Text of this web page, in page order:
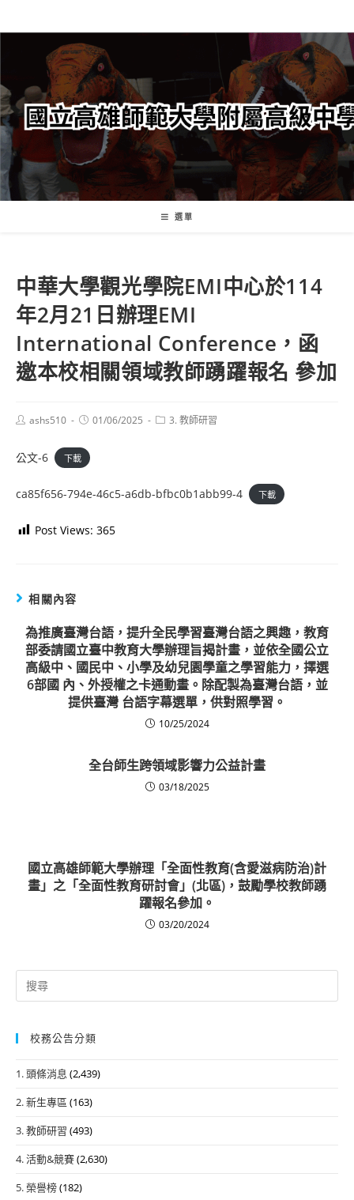
轉
要
內
容
選單
中華大學觀光學院EMI中心於114
年2月21日辦理EMI
International Conference，函
邀本校相關領域教師踴躍報名 參加
Postashs510
Post01/06/2025
Post3. 教師研習
公文-6 下載
ca85f656-794e-46c5-a6db-bfbc0b1abb99-4 下載
Post Views: 365
相關內容
為推廣臺灣台語，提升全民學習臺灣台語之興趣，教育
部委請國立臺中教育大學辦理旨揭計畫，並依全國公立
高級中、國民中、小學及幼兒園學童之學習能力，擇選
6部國 內、外授權之卡通動畫。除配製為臺灣台語，並
提供臺灣 台語字幕選單，供對照學習。
10/25/2024
全台師生跨領域影響力公益計畫
03/18/2025
國立高雄師範大學辦理「全面性教育(含愛滋病防治)計
畫」之「全面性教育研討會」(北區)，鼓勵學校教師踴
躍報名參加。
03/20/2024
Search
for:
校務公告分類
1. 頭條消息 (2,439)
2. 新生專區 (163)
3. 教師研習 (493)
4. 活動&競賽(2,630)
5. 榮譽榜(182)